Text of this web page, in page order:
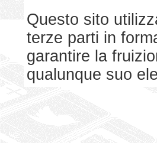
Questo sito
terze parti in
garantire la
qualunque suo